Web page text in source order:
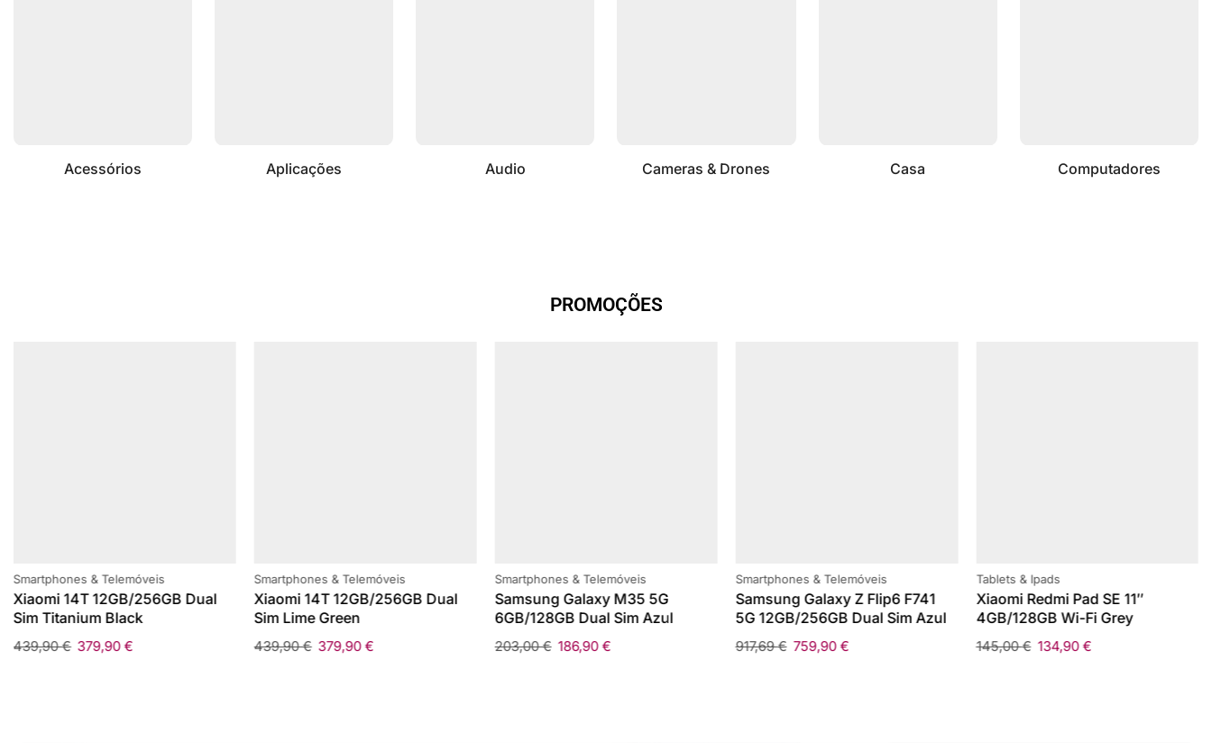
Acessórios Aplicações Audio Cameras & Drones Casa Computadores
PROMOÇÕES
Smartphones & Telemóveis
Xiaomi 14T 12GB/256GB Dual
Sim Titanium Black
439,90€ 379,90€
Smartphones & Telemóveis
Xiaomi 14T 12GB/256GB Dual
Sim Lime Green
439,90€ 379,90€
Smartphones & Telemóveis
Samsung Galaxy M35 5G
6GB/128GB Dual Sim Azul
203,00€ 186,90€
Smartphones & Telemóveis
Samsung Galaxy Z Flip6 F741
5G 12GB/256GB Dual Sim Azul
917,69€ 759,90€
Tablets & Ipads
Xiaomi Redmi Pad SE 11″
4GB/128GB Wi-Fi Grey
145,00€ 134,90€